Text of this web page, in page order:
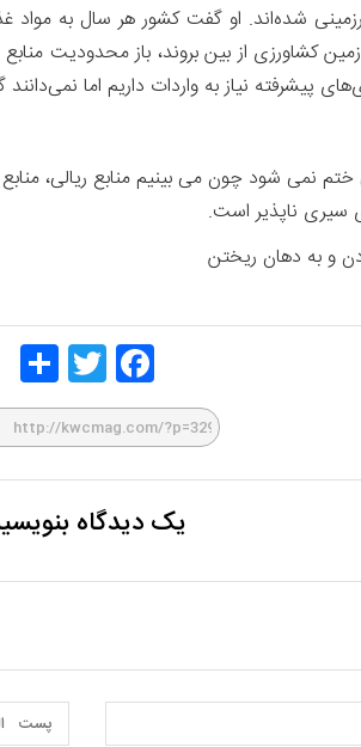
شده‌اند. او گفت کشور هر سال به مواد
کشاورزی از بین بروند، باز محدودیت
نیاز به واردات داریم اما نمی‌دانند
نمی شود چون می بینیم منابع ریالی،
سیری ناپذیر است.
و به دهان ریختن
Face
book
Twitt
er
یک دیدگاه